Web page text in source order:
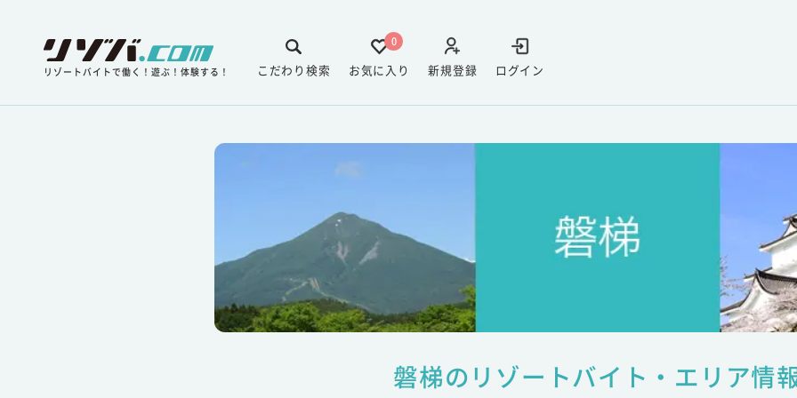
リゾートバイトで働く！遊ぶ！体験する！ ログイン
新規登録
0
お気に入り
こだわり検索
磐梯のリゾートバイト・エリア情